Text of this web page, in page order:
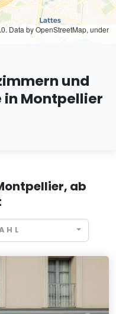
Data by OpenStreetMap, under
und
Montpellier
ab